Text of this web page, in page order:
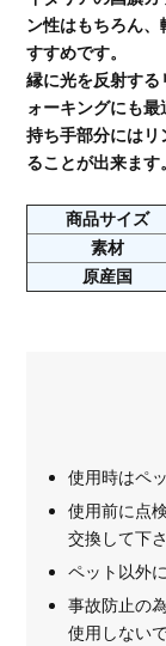
ン性はもちろん
すすめです。
縁に光を反射す
ォーキングにも最
持ち手部分には
ることが出来ます。
商品サイズ
素材
原産国
使用時はペ
使用前に点
交換して下さ
ペット以外
事故防止の
使用しない